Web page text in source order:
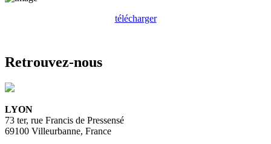
télécharger
Retrouvez-nous
LYON
73 ter, rue Francis de Pressensé
69100 Villeurbanne, France